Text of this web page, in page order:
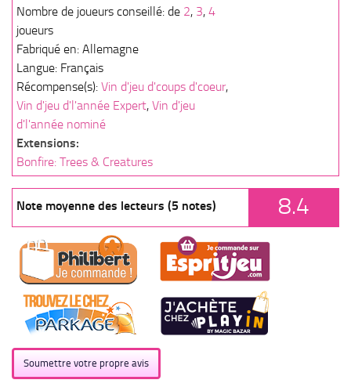
Nombre de joueurs conseillé: de 2, 3, 4
joueurs
Fabriqué en: Allemagne
Langue: Français
Récompense(s): Vin d'jeu d'coups d'coeur,
Vin d'jeu d'l'année Expert, Vin d'jeu
d'l'année nominé
Extensions:
Bonfire: Trees & Creatures
Note moyenne des lecteurs (5 notes) 8.4
Soumettre votre propre avis